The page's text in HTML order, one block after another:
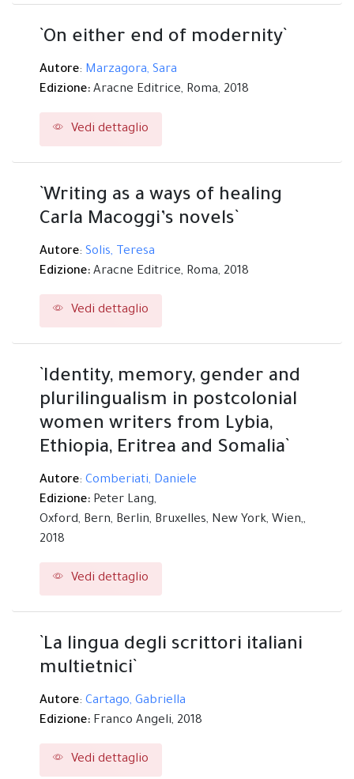
`On either end of modernity`
Autore: Marzagora, Sara
Edizione: Aracne Editrice, Roma, 2018
Vedi dettaglio
`Writing as a ways of healing
Carla Macoggi’s novels`
Autore: Solis, Teresa
Edizione: Aracne Editrice, Roma, 2018
Vedi dettaglio
`Identity, memory, gender and
plurilingualism in postcolonial
women writers from Lybia,
Ethiopia, Eritrea and Somalia`
Autore: Comberiati, Daniele
Edizione: Peter Lang,
Oxford, Bern, Berlin, Bruxelles, New York, Wien,,
2018
Vedi dettaglio
`La lingua degli scrittori italiani
multietnici`
Autore: Cartago, Gabriella
Edizione: Franco Angeli, 2018
Vedi dettaglio